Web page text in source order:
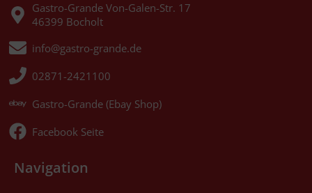
Gastro-Grande Von-Galen-Str. 17
46399 Bocholt
info@gastro-grande.de
02871-2421100
Gastro-Grande (Ebay Shop)
Facebook Seite
Navigation